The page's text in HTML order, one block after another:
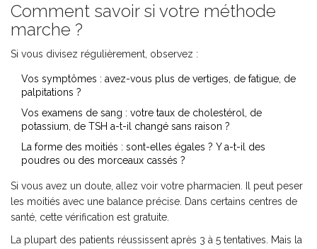
Comment savoir si votre méthode
marche ?
Si vous divisez régulièrement, observez :
Vos symptômes : avez-vous plus de vertiges, de fatigue, de
palpitations ?
Vos examens de sang : votre taux de cholestérol, de
potassium, de TSH a-t-il changé sans raison ?
La forme des moitiés : sont-elles égales ? Y a-t-il des
poudres ou des morceaux cassés ?
Si vous avez un doute, allez voir votre pharmacien. Il peut peser
les moitiés avec une balance précise. Dans certains centres de
santé, cette vérification est gratuite.
La plupart des patients réussissent après 3 à 5 tentatives. Mais la